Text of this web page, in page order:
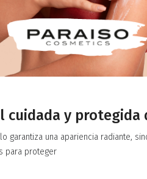
cuidada y protegida
garantiza una apariencia radiante,
para proteger